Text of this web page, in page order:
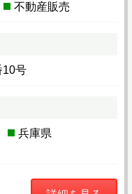
不動産販売
10号
兵庫県